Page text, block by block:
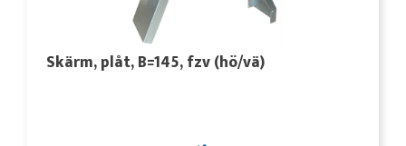
Skärm, plåt, B=145, fzv (hö/vä)